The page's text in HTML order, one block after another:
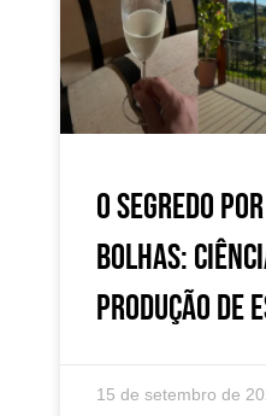
O segredo
bolhas:
produção de
15 de setembro de